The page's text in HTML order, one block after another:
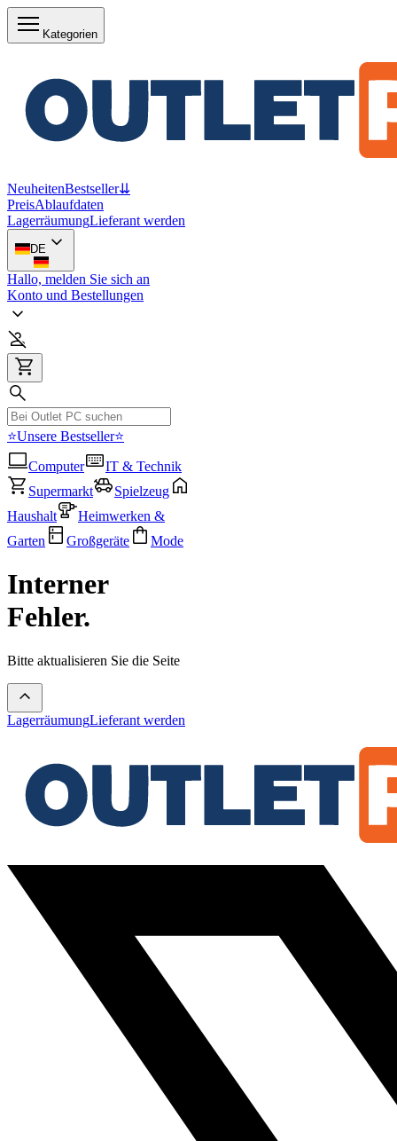
Kategorien
NeuheitenBestseller⇊
PreisAblaufdaten
LagerräumungLieferant werden
DE
Hallo, melden Sie sich an
Konto und Bestellungen
⭐Unsere Bestseller⭐
Computer
IT & Technik
Supermarkt
Spielzeug
Haushalt
Heimwerken &
Garten
Großgeräte Mode
Interner
Fehler.
Bitte aktualisieren Sie die Seite
LagerräumungLieferant werden